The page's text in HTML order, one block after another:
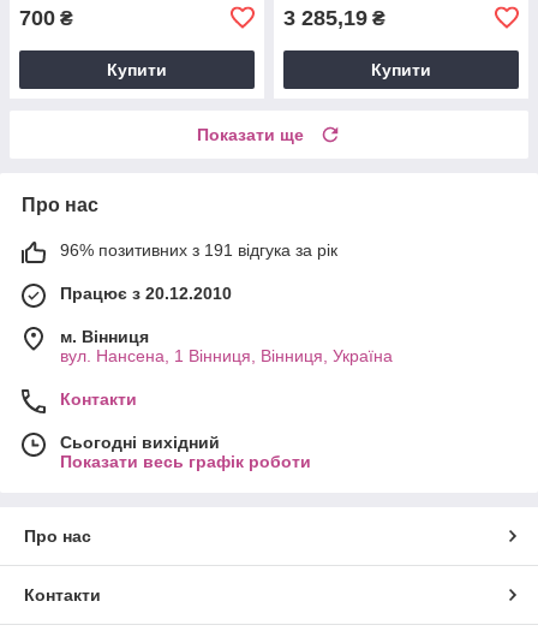
700 ₴
Купити
3 285,19 ₴
Купити
Показати ще
Про нас
96% позитивних з 191 відгука за рік
Працює з 20.12.2010
м. Вінниця
вул. Нансена, 1 Вінниця, Вінниця, Україна
Контакти
Сьогодні вихідний
Показати весь графік роботи
Про нас
Контакти